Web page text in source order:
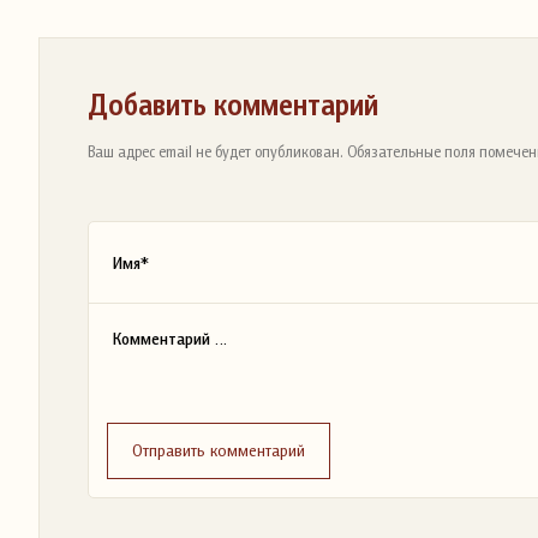
Добавить комментарий
Ваш адрес email не будет опубликован. Обязательные поля
Отправить комментарий